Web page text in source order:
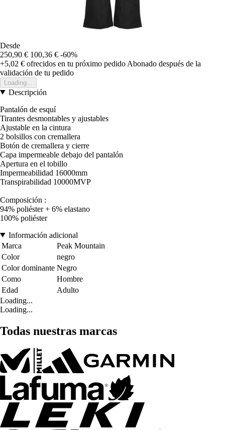
Desde
250,90 € 100,36 € -60%
+5,02 € ofrecidos en tu próximo pedido Abonado después de la
validación de tu pedido
Loading...
Descripción
Pantalón de esquí
Tirantes desmontables y ajustables
Ajustable en la cintura
2 bolsillos con cremallera
Botón de cremallera y cierre
Capa impermeable debajo del pantalón
Apertura en el tobillo
Impermeabilidad 16000mm
Transpirabilidad 10000MVP
Composición :
94% poliéster + 6% elastano
100% poliéster
Información adicional
Marca
Peak Mountain
Color
negro
Color dominante Negro
Como
Hombre
Edad
Adulto
Loading...
Loading...
Todas nuestras marcas